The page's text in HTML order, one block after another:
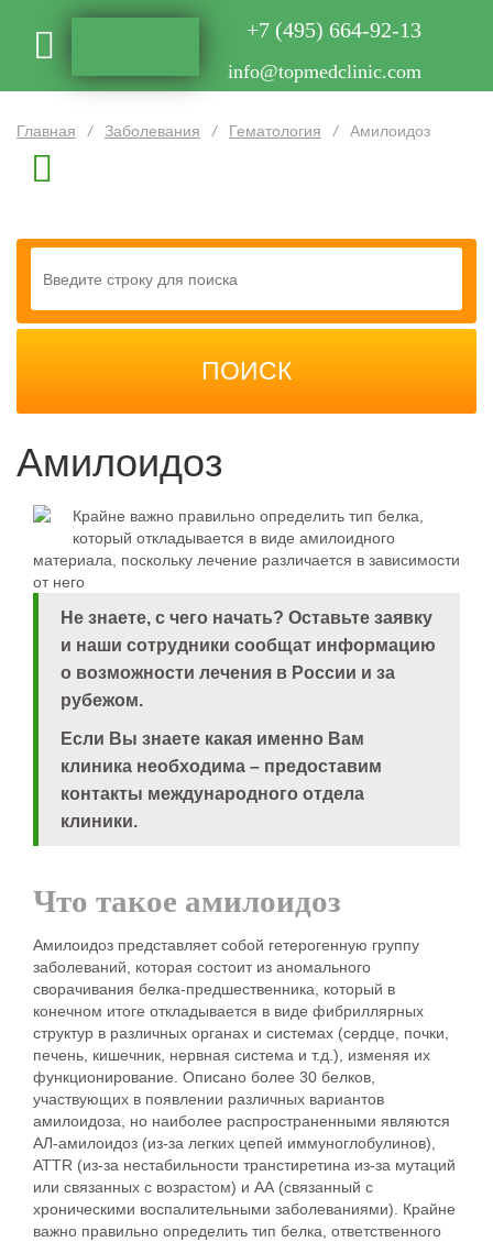
+7 (495) 664-92-13
info@topmedclinic.com
Главная / Заболевания / Гематология / Амилоидоз
Амилоидоз
Крайне важно правильно определить тип белка,
который откладывается в виде амилоидного
материала, поскольку лечение различается в зависимости
от него
Не знаете, с чего начать? Оставьте заявку
и наши сотрудники сообщат информацию
о возможности лечения в России и за
рубежом.
Если Вы знаете какая именно Вам
клиника необходима – предоставим
контакты международного отдела
клиники.
Что такое амилоидоз
Амилоидоз представляет собой гетерогенную группу
заболеваний, которая состоит из аномального
сворачивания белка-предшественника, который в
конечном итоге откладывается в виде фибриллярных
структур в различных органах и системах (сердце, почки,
печень, кишечник, нервная система и т.д.), изменяя их
функционирование. Описано более 30 белков,
участвующих в появлении различных вариантов
амилоидоза, но наиболее распространенными являются
АЛ-амилоидоз (из-за легких цепей иммуноглобулинов),
ATTR (из-за нестабильности транстиретина из-за мутаций
или связанных с возрастом) и АА (связанный с
хроническими воспалительными заболеваниями). Крайне
важно правильно определить тип белка, ответственного